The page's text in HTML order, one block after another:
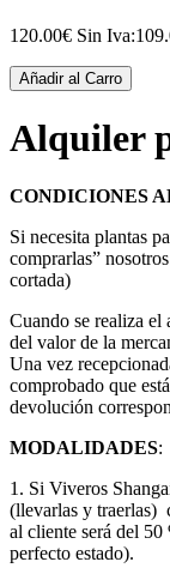
120.00€ Sin
Añadir al Carro
Alquiler
CONDICIONES
Si necesita plantas
comprarlas”
cortada)
Cuando se realiza
del valor de la
Una vez
comprobado que
devolución
MODALIDADES:
1. Si Viveros
(llevarlas y traerlas)
al cliente será del 50
perfecto estado).